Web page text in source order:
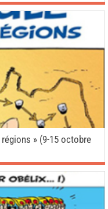
» (9-15 octobre